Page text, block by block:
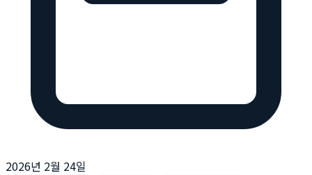
2026년 2월 24일